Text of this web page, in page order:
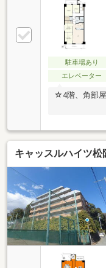
駐車場あり
エレベーター
☆4階、角部
キャッスルハイツ松